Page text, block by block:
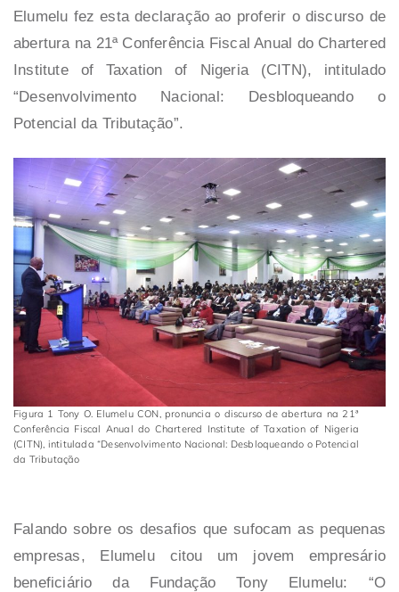
Elumelu fez esta declaração ao proferir o discurso de
abertura na 21ª Conferência Fiscal Anual do Chartered
Institute of Taxation of Nigeria (CITN), intitulado
“Desenvolvimento Nacional: Desbloqueando o
Potencial da Tributação”.
Figura 1 Tony O. Elumelu CON, pronuncia o discurso de abertura na 21ª
Conferência Fiscal Anual do Chartered Institute of Taxation of Nigeria
(CITN), intitulada “Desenvolvimento Nacional: Desbloqueando o Potencial
da Tributação
Falando sobre os desafios que sufocam as pequenas
empresas, Elumelu citou um jovem empresário
beneficiário da Fundação Tony Elumelu: “O